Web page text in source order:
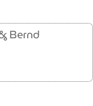
Bernd